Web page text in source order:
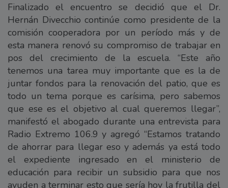
Finalizado el encuentro se decidió que el Dr.
Hernán Divecchio continúe como presidente de la
comisión cooperadora por un período más y de
esta manera renovó su compromiso de trabajar en
pos del crecimiento de la escuela. “Este año
tenemos una tarea muy importante que es la de
juntar fondos para la renovación del patio, que es
todo un tema porque es carísima, pero sabemos
que ese es el objetivo al cual queremos llegar”,
manifestó el abogado durante una entrevista para
Radio Extremo 106.9 y agregó “Estamos tratando
de ahorrar para llegar eso y además ya está todo
el expediente ingresado en el ministerio de
educación para recibir un subsidio para que nos
ayuden a terminar esto que sería hoy la frutilla del